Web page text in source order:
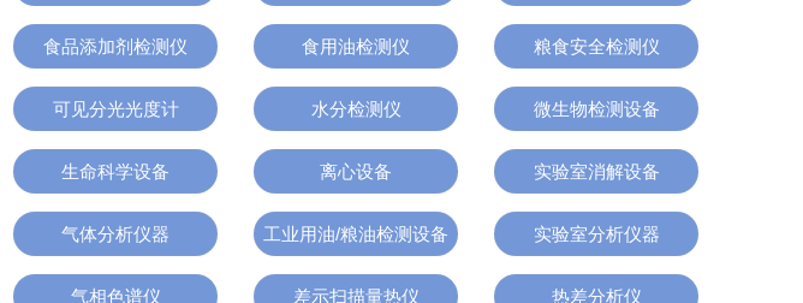
食品添加剂检测仪 食用油检测仪 粮食安全检测仪
可见分光光度计 水分检测仪 微生物检测设备
生命科学设备 离心设备 实验室消解设备
气体分析仪器 工业用油/粮油检测设备 实验室分析仪器
气相色谱仪 差示扫描量热仪 热差分析仪